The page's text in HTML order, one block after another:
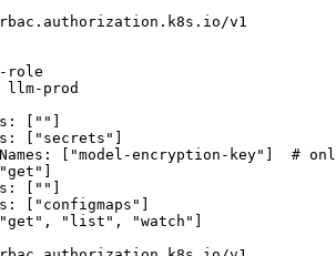
rbac.authorization.k8s.io/v1
role
llm-prod
: [ "" ]
: [ "secrets" ]
: [ "model-encryption-key" ] #
"get" ]
: [ "" ]
: [ "configmaps" ]
"get" , "list" , "watch" ]